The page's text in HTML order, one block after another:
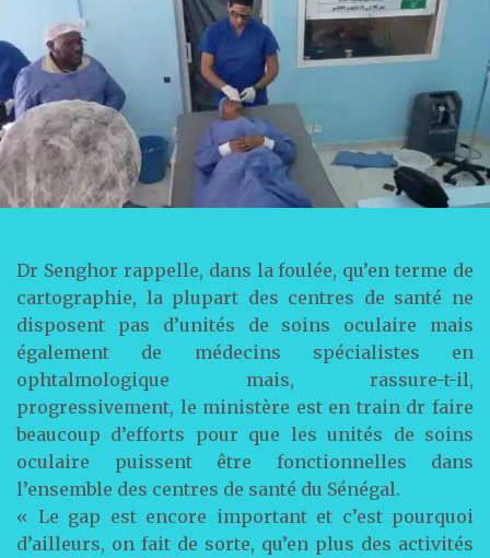
Dr Senghor rappelle, dans la foulée, qu’en terme de
cartographie, la plupart des centres de santé ne
disposent pas d’unités de soins oculaire mais
également de médecins spécialistes en
ophtalmologique mais, rassure-t-il,
progressivement, le ministère est en train dr faire
beaucoup d’efforts pour que les unités de soins
oculaire puissent être fonctionnelles dans
l’ensemble des centres de santé du Sénégal.
« Le gap est encore important et c’est pourquoi
d’ailleurs, on fait de sorte, qu’en plus des activités